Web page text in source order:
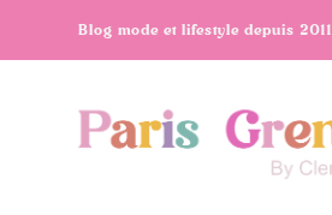
Blog mode et lifestyle depuis 2011